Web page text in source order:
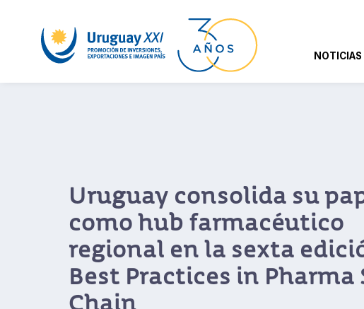
NOTICIAS
“Uruguay tiene un gran
potencial para ser un hub
innovación en ciencias
vida”